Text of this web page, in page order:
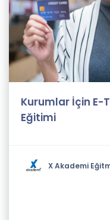
Kurumlar İçin E-
Eğitimi
X Akademi